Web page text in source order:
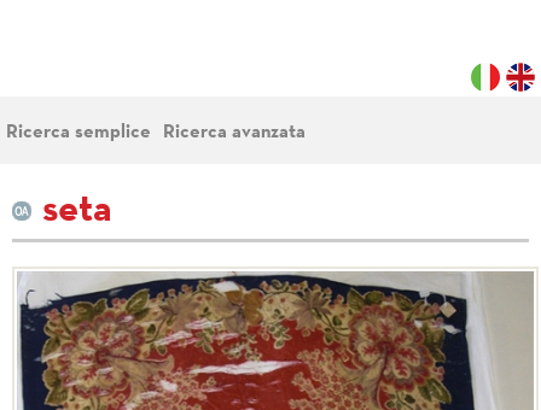
Ricerca semplice Ricerca avanzata
seta